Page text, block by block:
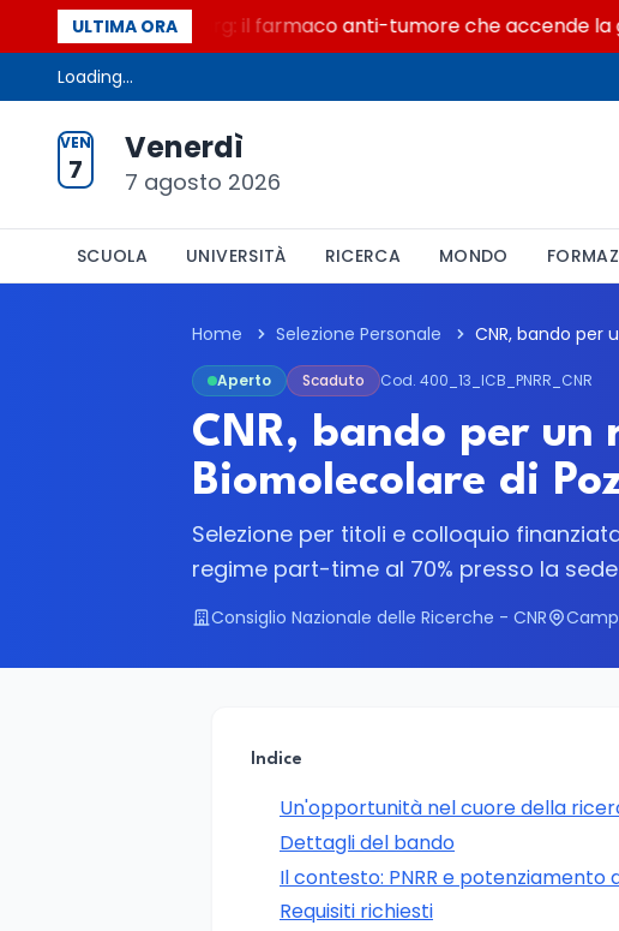
ULTIMA ORA
secolo di Warburg: il farmaco anti-tumore che accende la
Loading...
VEN
7
Venerdì
7 agosto 2026
SCUOLA UNIVERSITÀ RICERCA MONDO
Home Selezione Personale
Aperto Scaduto Cod. 400_13_ICB_PNRR_CNR
CNR, bando per
Biomolecolare di
Selezione per titoli e colloquio
regime part-time al 70% presso la
Consiglio Nazionale delle Ricerche - CNR
Indice
Un'opportunità nel cuore della
Dettagli del bando
Il contesto: PNRR e potenziamento
Requisiti richiesti